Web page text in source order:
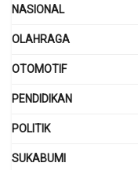
NASIONAL
OLAHRAGA
OTOMOTIF
PENDIDIKAN
POLITIK
SUKABUMI